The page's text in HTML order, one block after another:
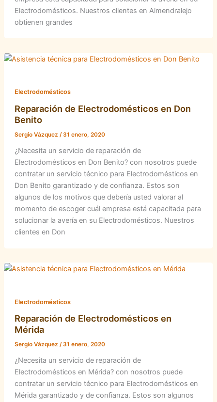
Electrodomésticos. Nuestros clientes en Almendralejo
obtienen grandes
Electrodomésticos
Reparación de Electrodomésticos en Don
Benito
Sergio Vázquez /31 enero, 2020
¿Necesita un servicio de reparación de
Electrodomésticos en Don Benito? con nosotros puede
contratar un servicio técnico para Electrodomésticos en
Don Benito garantizado y de confianza. Estos son
algunos de los motivos que debería usted valorar al
momento de escoger cuál empresa está capacitada para
solucionar la avería en su Electrodomésticos. Nuestros
clientes en Don
Electrodomésticos
Reparación de Electrodomésticos en
Mérida
Sergio Vázquez /31 enero, 2020
¿Necesita un servicio de reparación de
Electrodomésticos en Mérida? con nosotros puede
contratar un servicio técnico para Electrodomésticos en
Mérida garantizado y de confianza. Estos son algunos